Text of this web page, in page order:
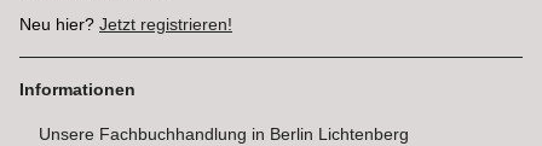
Neu hier? Jetzt registrieren!
Informationen
Unsere Fachbuchhandlung in Berlin Lichtenberg